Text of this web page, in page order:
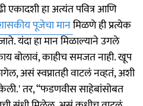
एकादशी हा अत्यंत पवित्र आणि
पूजेचा मानमिळणे ही प्रत्येक
यंदा हा मान मिळाल्याने उगले
बोलावं, काहीच समजत नाही. खूप
असं स्वप्नातही वाटलं नव्हतं, अशी
तर, “फडणवीस साहेबांसोबत